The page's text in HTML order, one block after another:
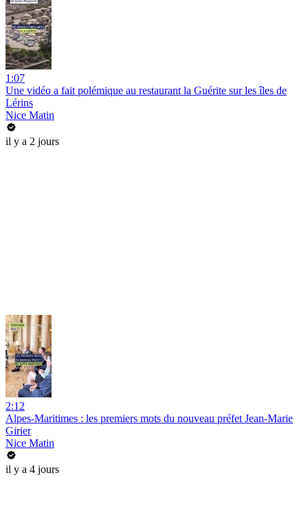
1:07
Une vidéo a fait polémique au restaurant la Guérite sur les îles de
Lérins
Nice Matin
il y a 2 jours
2:12
Alpes-Maritimes : les premiers mots du nouveau préfet Jean-Marie
Girier
Nice Matin
il y a 4 jours